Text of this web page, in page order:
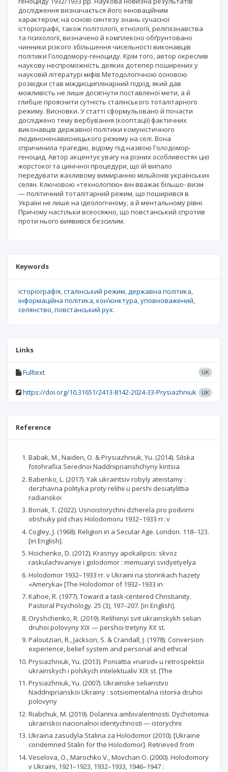
дослідження визначається його інноваційним
характером; на основі синтезу знань сучасної
історіографії, також політології, етнології, релігієзнавства
та психології, визначено й комплексно обґрунтовано
чинники різкого збільшення чисельності виконавців
політики Голодомору-геноциду. Крім того, автор окреслив
наукову неспроможність деяких дотепер поширених у
науковій літературі міфів Методологічною основою
розвідки став міждисциплінарний підхід, який дав
можливість не лише досягнути поставленої мети, а й
глибше прояснити сутність сталінського тоталітарного
режиму. Висновки. У статті сформульовано й почасти
досліджено тему вербування (кооптації) фактичних
виконавців державної політики комуністичного
людиноненависницького режиму на селі. Вона
спричинила трагедію, відому під назвою Голодомор-
геноцид. Автор акцентує увагу на різних особливостях цієї
жорстокої та цинічної процедури, що їй випало
передувати жахливому вимиранню мільйонів українських
селян. Ключовою «технологією» він вважає більшо- визм
— політичний тоталітарний режим, що поширився в
Україні не лише на ідеологічному, а й ментальному рівні.
Причому настільки всеосяжно, що повстанський спротив
проти нього виявився безсилим.
Keywords
історіографія сталінський режим державна політика
інформаційна політика кон’юнктура уповноважений
селянство повстанський рух.
Links
Fulltext UK
https://doi.org/10.31651/2413-8142-2024-33-Prysiazhniuk UK
Reference
Babak, M., Naiden, O. & Prysiazhniuk, Yu. (2014). Silska
fotohrafiia Serednoi Naddniprianshchyny kintsia
Babenko, L. (2017). Yak ukraintsiv robyly ateistamy :
derzhavna polityka proty relihii u pershi desiatylittia
radianskoi
Boriak, Т. (2022). Usnoistorychni dzherela pro podvirni
obshuky pid chas Holodomoru 1932–1933 rr. v
Cogley, J. (1968). Religion in a Secular Age. London. 118–123.
[in English].
Hoichenko, D. (2012). Krasnyy apokalipsis: skvoz
raskulachivaniye i golodomor : memuaryi svidyetyelya
Holodomor 1932–1933 rr. v Ukraini na storinkach hazety
«Ameryka» [The Holodomor of 1932–1933 in
Kahoe, R. (1977). Toward a task-centered Christianity.
Pastoral Psychology. 25 (3), 197–207. [in English].
Oryshchenko, R. (2019). Relihiinyi svit ukrainskykh selian
druhoi polovyny XIX — pershoi tretyny XX st.
Paloutzian, R., Jackson, S. & Crandall, J. (1978). Conversion
experience, belief system and personal and ethical
Prysiazhniuk, Yu. (2013). Poniattia «narod» u retrospektsii
ukrainskych і polskych intelektualiv ХІХ st. [The
Prysiazhniuk, Yu. (2007). Ukrainske selianstvo
Naddniprianskoi Ukrainy : sotsiomentalna istoriia druhoi
polovyny
Riabchuk, М. (2019). Dolannia ambivalentnosti. Dychotomia
ukrainskoi nacionalnoi identychnosti — іstorychni
Ukraina zasudyla Stalina za Holodomor (2010). [Ukraine
condemned Stalin for the Holodomor]. Retrieved from
Veselova, O., Marochko V., Movchan O. (2000). Holodomory
v Ukraini, 1921–1923, 1932–1933, 1946–1947 :